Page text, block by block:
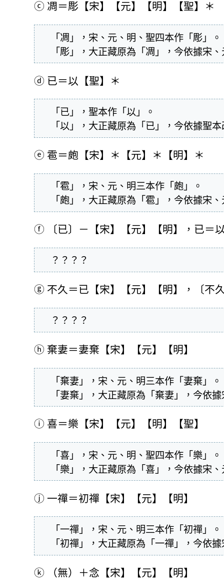
ⓒ 凋＝彫【宋】【元】【明】【聖】＊
「彫」，大正藏原為「凋」，今依據宋
ⓓ 已＝以【聖】＊
「以」，大正藏原為「已」，今依據聖
ⓔ 雹＝皰【宋】＊【元】＊【明】＊
「皰」，大正藏原為「雹」，今依據宋
ⓕ 〔已〕－【宋】【元】【明】，已＝
  ？？？？
ⓖ 不久＝已【宋】【元】【明】，〔不
  ？？？？
ⓗ 棄妻＝妻棄【宋】【元】【明】
「妻棄」，大正藏原為「棄妻」，今依
ⓘ 喜＝樂【宋】【元】【明】【聖】
「樂」，大正藏原為「喜」，今依據宋
ⓙ 一禪＝初禪【宋】【元】【明】
「初禪」，大正藏原為「一禪」，今依
ⓚ （無）＋念【宋】【元】【明】